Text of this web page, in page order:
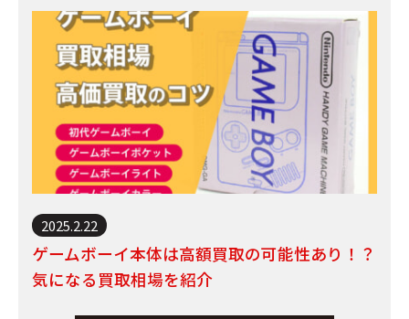
2025.2.22
ゲームボーイ本体は高額買取の可能性あり！？
気になる買取相場を紹介